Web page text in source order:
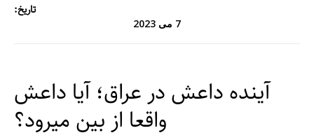
تاریخ:
7 می 2023
آینده داعش در عراق؛ آیا داعش
واقعا از بین می­رود؟